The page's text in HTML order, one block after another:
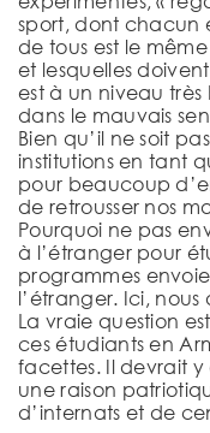
sport, dont chacun
de tous est le
et lesquelles
est à un niveau
dans le mauvais
Bien qu’il ne soit
institutions en tant
pour beaucoup
de retrousser nos
Pourquoi ne pas
à l’étranger pour
programmes
l’étranger. Ici,
La vraie question
ces étudiants en
facettes. Il devrait y
une raison
d’internats et de